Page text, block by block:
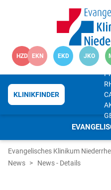
HZD EKN EKD JKO
KLINIKFINDER
Evangelisches Klinikum
News
News - Details